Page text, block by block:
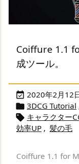
Coiffure 1.1
成ツール。
 2020年2月12
 3DCG Tutorial
 キャラクター
効率UP , 髪の毛
Coiffure 1.1 for